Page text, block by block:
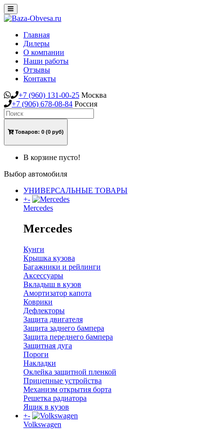
Toggle
navigation
Главная
Дилеры
О компании
Наши работы
Отзывы
Контакты
+7 (960) 131-00-25 Москва
+7 (906) 678-08-84 Россия
Товаров: 0 (0 руб)
В корзине пусто!
Выбор автомобиля
УНИВЕРСАЛЬНЫЕ ТОВАРЫ
+-
Mercedes
Mercedes
Кунги
Крышка кузова
Багажники и рейлинги
Аксессуары
Вкладыш в кузов
Амортизатор капота
Коврики
Дефлекторы
Защита двигателя
Защита заднего бампера
Защита переднего бампера
Защитная дуга
Пороги
Накладки
Оклейка защитной пленкой
Прицепные устройства
Механизм открытия борта
Решетка радиатора
Ящик в кузов
+-
Volkswagen